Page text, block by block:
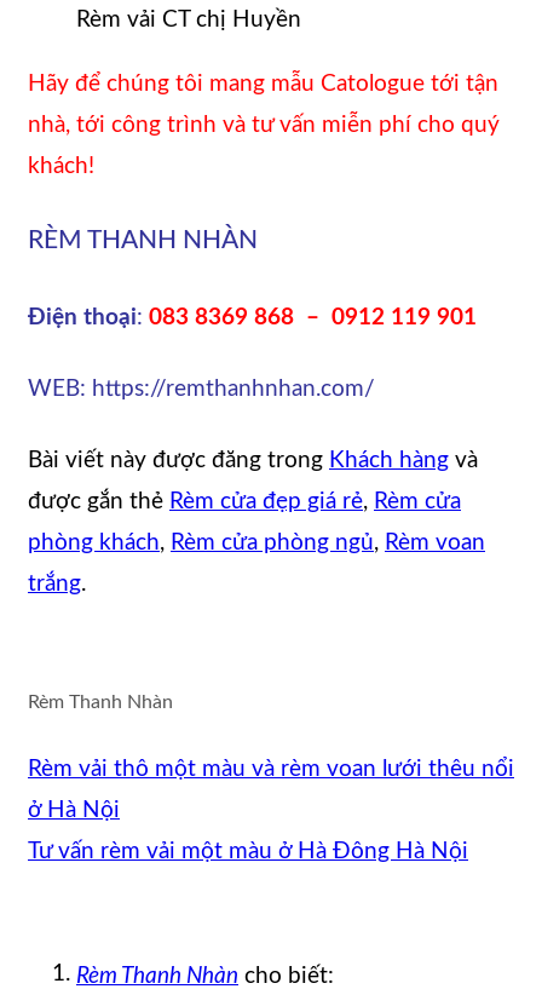
Rèm vải CT chị Huyền
Hãy để chúng tôi mang mẫu Catologue tới tận
nhà, tới công trình và tư vấn miễn phí cho quý
khách!
RÈM THANH NHÀN
Điện thoại: 083 8369 868 – 0912 119 901
WEB: https://remthanhnhan.com/
Bài viết này được đăng trong Khách hàng và
được gắn thẻ Rèm cửa đẹp giá rẻ, Rèm cửa
phòng khách, Rèm cửa phòng ngủ, Rèm voan
trắng.
Rèm Thanh Nhàn
Rèm vải thô một màu và rèm voan lưới thêu nổi
ở Hà Nội
Tư vấn rèm vải một màu ở Hà Đông Hà Nội
Rèm Thanh Nhàn cho biết: